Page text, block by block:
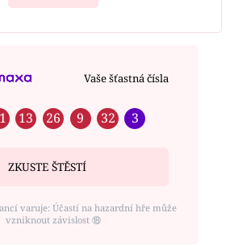
Vaše šťastná čísla
13 26 9 32 3
ZKUSTE ŠTĚSTÍ
varuje: Účastí na hazardní hře může
vzniknout závislost ⑱